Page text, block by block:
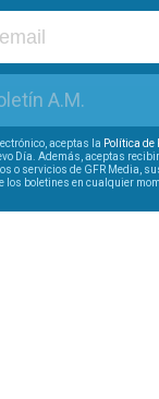
A.M.
aceptas la Política de
Día. Además, aceptas
o servicios de GFR Media,
los boletines en cualquier